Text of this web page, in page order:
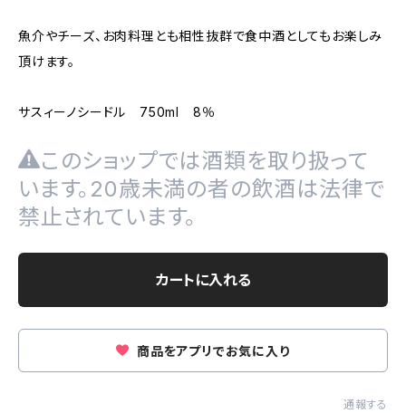
魚介やチーズ、お肉料理とも相性抜群で食中酒としてもお楽しみ
頂けます。
サスィーノシードル 750ml 8％
このショップでは酒類を取り扱って
います。20歳未満の者の飲酒は法律で
禁止されています。
カートに入れる
商品をアプリでお気に入り
通報する